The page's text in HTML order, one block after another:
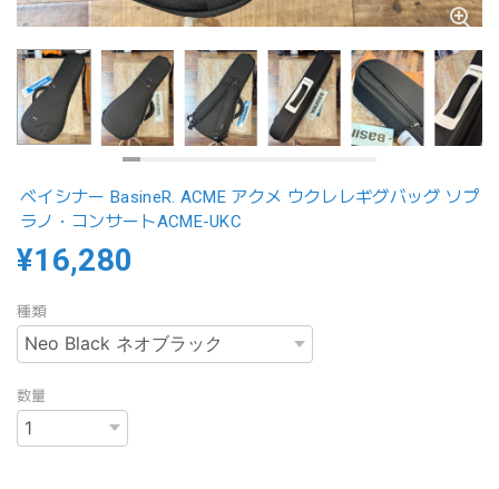
ベイシナー BasineR. ACME アクメ ウクレレギグバッグ ソプ
ラノ・コンサートACME-UKC
¥16,280
種類
数量